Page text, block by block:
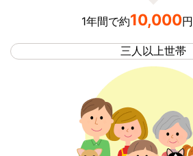
1年間で約10,000
三人以上世帯